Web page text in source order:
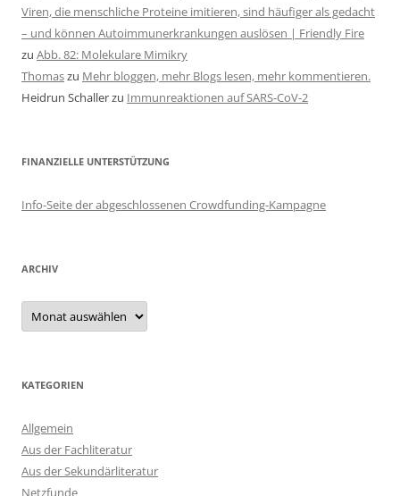
Viren, die menschliche Proteine imitieren, sind häufiger als gedacht
– und können Autoimmunerkrankungen auslösen | Friendly Fire
zu Abb. 82: Molekulare Mimikry
Thomaszu Mehr bloggen, mehr Blogs lesen, mehr kommentieren.
Heidrun Schallerzu Immunreaktionen auf SARS-CoV-2
FINANZIELLE UNTERSTÜTZUNG
Info-Seite der abgeschlossenen Crowdfunding-Kampagne
ARCHIV
Archiv
KATEGORIEN
Allgemein
Aus der Fachliteratur
Aus der Sekundärliteratur